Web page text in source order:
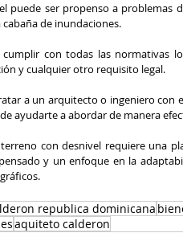
puede ser propenso a problemas
de inundaciones.
con todas las normativas
y cualquier otro requisito legal.
a un arquitecto o ingeniero con
ayudarte a abordar de manera
con desnivel requiere una
y un enfoque en la
republica dominicana
aquiteto calderon